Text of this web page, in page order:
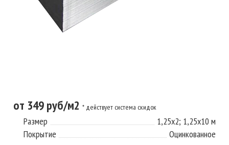
от 349 руб/м2 * действует система скидок
Размер
1,25х2; 1,25х10 м
Покрытие
Оцинкованное